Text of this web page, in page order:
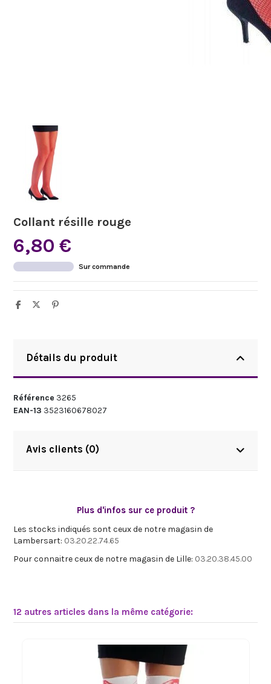
Collant résille rouge
6,80 €
Sur commande
Détails du produit
Référence 3265
EAN-13 3523160678027
Avis clients (0)
Plus d'infos sur ce produit ?
Les stocks indiqués sont ceux de notre magasin de
Lambersart: 03.20.22.74.65
Pour connaitre ceux de notre magasin de Lille: 03.20.38.45.00
12 autres articles dans la même catégorie: